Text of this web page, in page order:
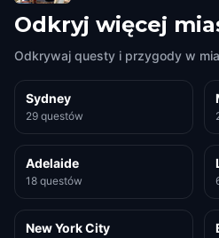
Odkryj więcej
Odkrywaj questy i przygody w
Sydney
29 questów
Adelaide
18 questów
New York City